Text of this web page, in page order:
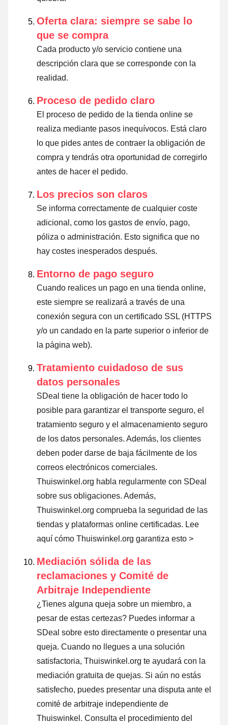
Oferta clara: siempre se sabe lo
que se compra
Cada producto y/o servicio contiene una
descripción clara que se corresponde con la
realidad.
Proceso de pedido claro
El proceso de pedido de la tienda online se
realiza mediante pasos inequívocos. Está claro
lo que pides antes de contraer la obligación de
compra y tendrás otra oportunidad de corregirlo
antes de hacer el pedido.
Los precios son claros
Se informa correctamente de cualquier coste
adicional, como los gastos de envío, pago,
póliza o administración. Esto significa que no
hay costes inesperados después.
Entorno de pago seguro
Cuando realices un pago en una tienda online,
este siempre se realizará a través de una
conexión segura con un certificado SSL (HTTPS
y/o un candado en la parte superior o inferior de
la página web).
Tratamiento cuidadoso de sus
datos personales
SDeal tiene la obligación de hacer todo lo
posible para garantizar el transporte seguro, el
tratamiento seguro y el almacenamiento seguro
de los datos personales. Además, los clientes
deben poder darse de baja fácilmente de los
correos electrónicos comerciales.
Thuiswinkel.org habla regularmente con SDeal
sobre sus obligaciones. Además,
Thuiswinkel.org comprueba la seguridad de las
tiendas y plataformas online certificadas. Lee
aquí cómo Thuiswinkel.org garantiza esto >
Mediación sólida de las
reclamaciones y Comité de
Arbitraje Independiente
¿Tienes alguna queja sobre un miembro, a
pesar de estas certezas? Puedes informar a
SDeal sobre esto directamente o presentar una
queja. Cuando no llegues a una solución
satisfactoria, Thuiswinkel.org te ayudará con la
mediación gratuita de quejas. Si aún no estás
satisfecho, puedes presentar una disputa ante el
comité de arbitraje independiente de
Thuiswinkel. Consulta el procedimiento del